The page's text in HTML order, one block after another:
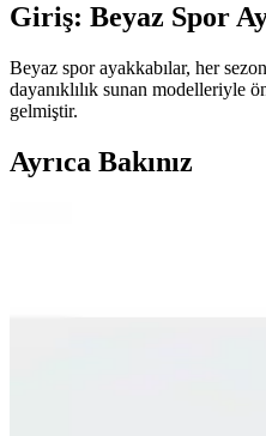
Giriş: Beyaz Spor
Beyaz spor ayakkabılar, her
dayanıklılık sunan modelleriyle
gelmiştir.
Ayrıca Bakınız